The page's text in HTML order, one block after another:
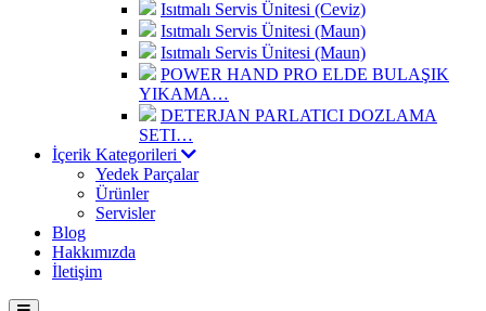
Isıtmalı Servis Ünitesi (Ceviz)
Isıtmalı Servis Ünitesi (Maun)
Isıtmalı Servis Ünitesi (Maun)
POWER HAND PRO ELDE BULAŞIK
YIKAMA…
DETERJAN PARLATICI DOZLAMA
SETI…
İçerik Kategorileri
Yedek Parçalar
Ürünler
Servisler
Blog
Hakkımızda
İletişim